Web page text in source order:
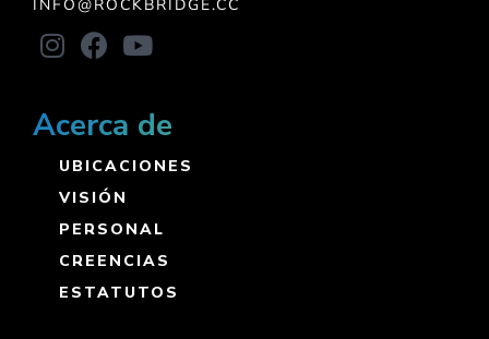
INFO@ROCKBRIDGE.CC
Acerca de
UBICACIONES
VISIÓN
PERSONAL
CREENCIAS
ESTATUTOS